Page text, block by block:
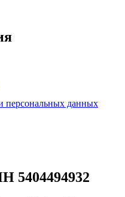
персональных данных